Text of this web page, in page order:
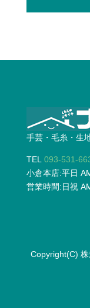
手芸・毛糸・生
TEL 093-531-
小倉本店:平日
営業時間:日祝
Copyright(C)